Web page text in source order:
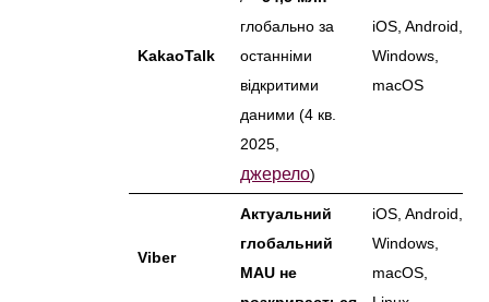
KakaoTalk
глобально за
останніми
відкритими
даними (4 кв.
2025,
джерело)
iOS, Android,
Windows,
macOS
Viber
Актуальний
глобальний
MAU не
iOS, Android,
Windows,
macOS,